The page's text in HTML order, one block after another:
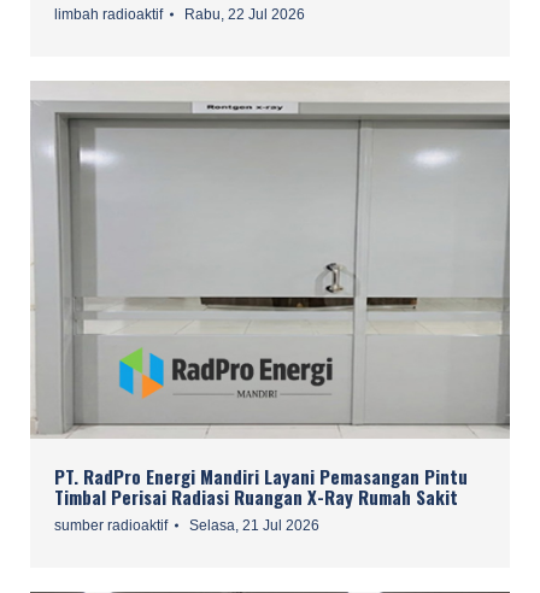
limbah radioaktif Rabu, 22 Jul 2026
PT. RadPro Energi Mandiri Layani Pemasangan Pintu
Timbal Perisai Radiasi Ruangan X-Ray Rumah Sakit
sumber radioaktif Selasa, 21 Jul 2026